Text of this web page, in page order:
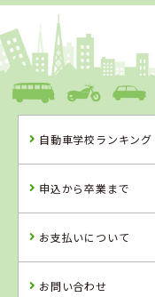
1
岡山県
新倉敷自動車学
詳 細
校
詳 細
自動車学校ランキング
申込から卒業まで
お支払いについて
お問い合わせ